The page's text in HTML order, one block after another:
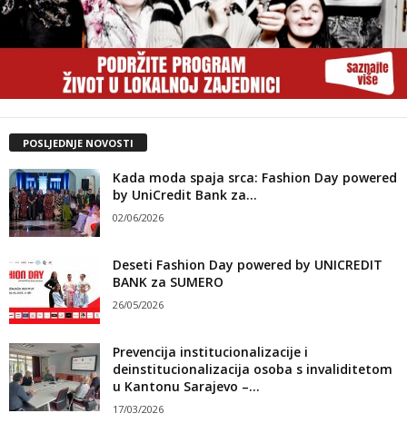
POSLJEDNJE NOVOSTI
Kada moda spaja srca: Fashion Day powered
by UniCredit Bank za...
02/06/2026
Deseti Fashion Day powered by UNICREDIT
BANK za SUMERO
26/05/2026
Prevencija institucionalizacije i
deinstitucionalizacija osoba s invaliditetom
u Kantonu Sarajevo –...
17/03/2026